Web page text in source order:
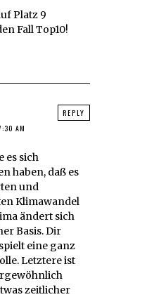
Platz 9
Fall Top10!
AM
es sich
haben, daß es
und
Klimawandel
ändert sich
Basis. Dir
eine ganz
Letztere ist
zeitlicher
REPLY